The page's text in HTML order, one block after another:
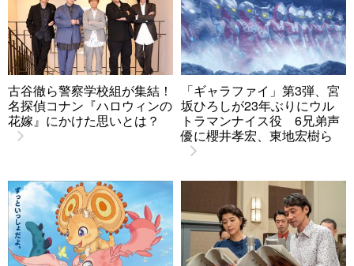
古谷徹ら警察学校組が集結！
名探偵コナン『ハロウィンの
花嫁』にかけた思いとは？
「ギャラファイ」第3弾、宮
坂ひろしが23年ぶりにウル
トラマンナイス役 6兄弟声
優に櫻井孝宏、東地宏樹ら